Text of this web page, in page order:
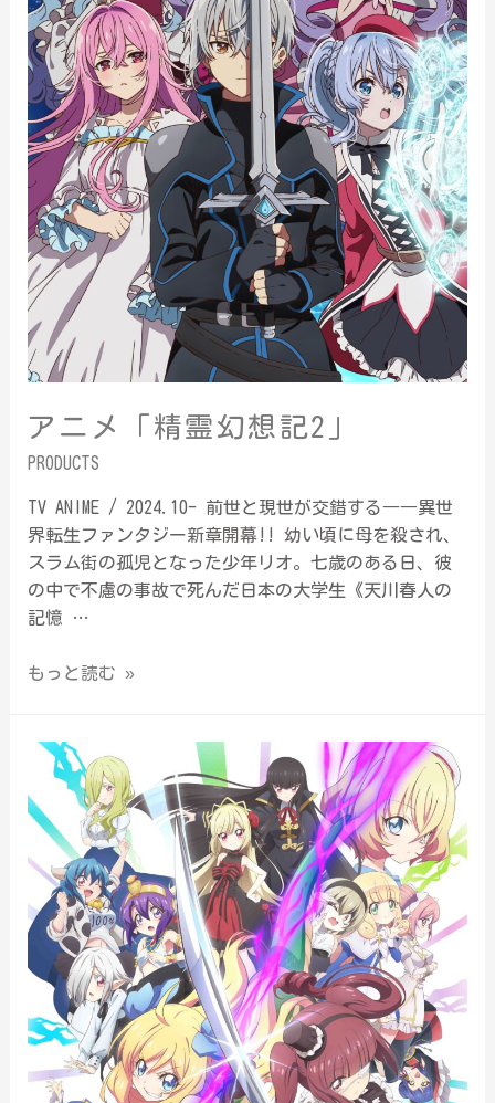
アニメ「精霊幻想記2」
PRODUCTS
TV ANIME / 2024.10- 前世と現世が交錯する――異世
界転生ファンタジー新章開幕!! 幼い頃に母を殺され、
スラム街の孤児となった少年リオ。七歳のある日、彼
の中で不慮の事故で死んだ日本の大学生《天川春人の
記憶 …
もっと読む »